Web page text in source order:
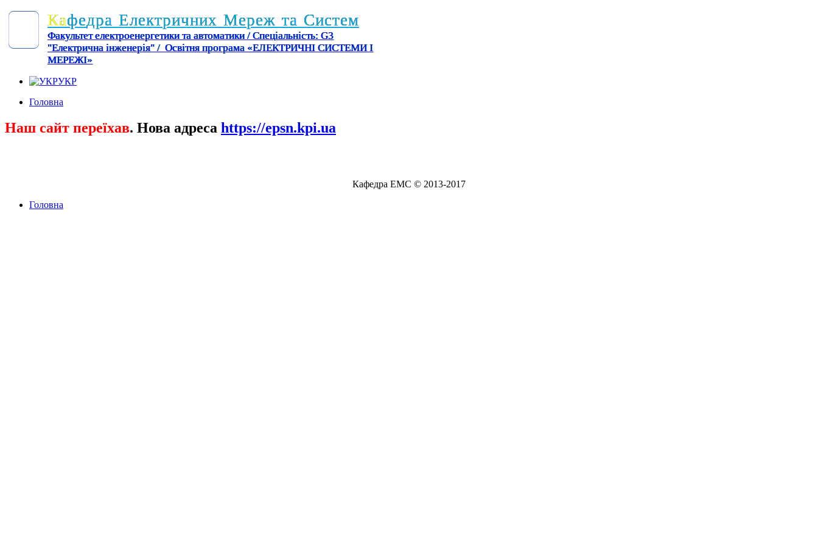
Кафедра Електричних Мереж та Систем
Факультет електроенергетики та автоматики / Спеціальність: G3
"Електрична інженерія" / Освітня програма «ЕЛЕКТРИЧНІ СИСТЕМИ І
МЕРЕЖІ»
УКР
Головна
Наш сайт переїхав. Нова адреса https://epsn.kpi.ua
Кафедра ЕМС © 2013-2017
Головна